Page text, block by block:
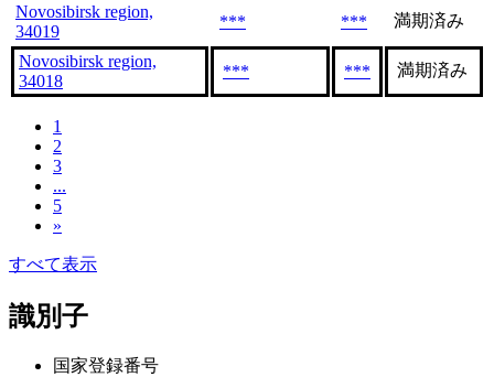
Novosibirsk region,
34019
*** *** 満期済み
Novosibirsk region,
34018
*** *** 満期済み
1
2
3
...
5
»
すべて表示
識別子
国家登録番号